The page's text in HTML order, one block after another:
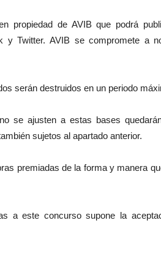
propiedad de AVIB que podrá
y Twitter. AVIB se compromete a
serán destruidos en un periodo
se ajusten a estas bases
sujetos al apartado anterior.
premiadas de la forma y manera
a este concurso supone la